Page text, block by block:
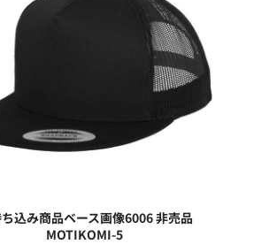
込み商品ベース画像6006 非売品
MOTIKOMI-5